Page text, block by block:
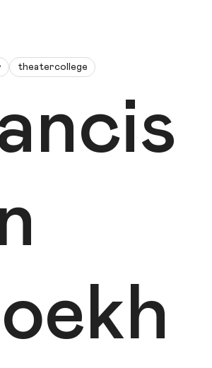
theatercollege